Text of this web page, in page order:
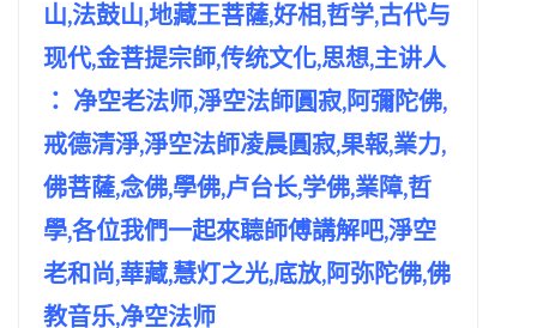
山,法鼓山,地藏王菩薩,好相,哲学,古代与
现代,金菩提宗師,传统文化,思想,主讲人
： 净空老法师,淨空法師圓寂,阿彌陀佛,
戒德清淨,淨空法師凌晨圓寂,果報,業力,
佛菩薩,念佛,學佛,卢台长,学佛,業障,哲
學,各位我們一起來聼師傅講解吧,淨空
老和尚,華藏,慧灯之光,底放,阿弥陀佛,佛
教音乐,净空法师